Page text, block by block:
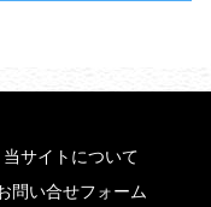
当サイトについて
問い合せフォーム